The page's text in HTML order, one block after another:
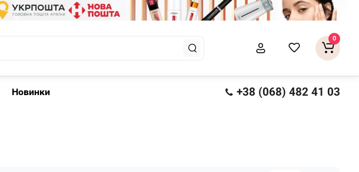
0
Новинки +38 (068) 482 41 03